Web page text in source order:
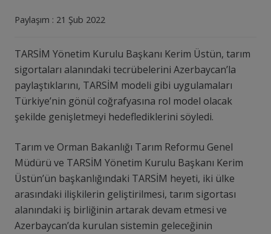
Paylaşım : 21 Şub 2022
TARSİM Yönetim Kurulu Başkanı Kerim Üstün, tarım
sigortaları alanındaki tecrübelerini Azerbaycan’la
paylaştıklarını, TARSİM modeli gibi uygulamaları
Türkiye’nin gönül coğrafyasına rol model olacak
şekilde genişletmeyi hedeflediklerini söyledi.
Tarım ve Orman Bakanlığı Tarım Reformu Genel
Müdürü ve TARSİM Yönetim Kurulu Başkanı Kerim
Üstün’ün başkanlığındaki TARSİM heyeti, iki ülke
arasındaki ilişkilerin geliştirilmesi, tarım sigortası
alanındaki iş birliğinin artarak devam etmesi ve
Azerbaycan’da kurulan sistemin geleceğinin